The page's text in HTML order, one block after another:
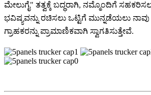
ಮೇಲುಗೈ" ತತ್ವಕ್ಕೆ ಬದ್ಧರಾಗಿ, ನಮ್ಮೊಂದಿಗೆ
ಭವಿಷ್ಯವನ್ನು ರಚಿಸಲು ಒಟ್ಟಿಗೆ ಮುನ್ನಡೆಯಲು
ಗ್ರಾಹಕರನ್ನು ಪ್ರಾಮಾಣಿಕವಾಗಿ ಸ್ವಾಗತಿಸುತ್ತೇವೆ.